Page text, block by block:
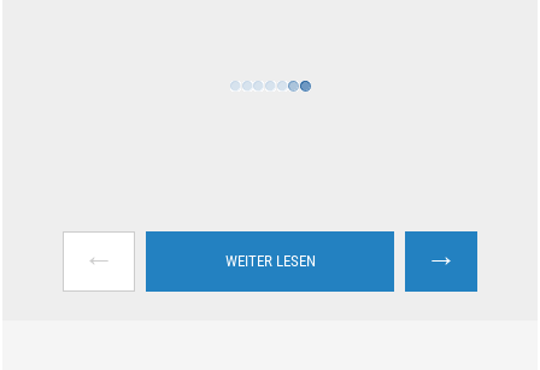
← WEITER LESEN →